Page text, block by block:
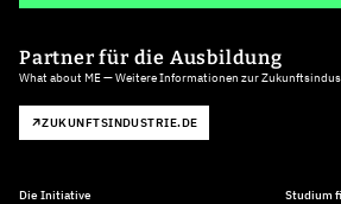
Partner für die Ausbildung
What about ME — Weitere Informationen zur
ZUKUNFTSINDUSTRIE.DE
Die Initiative
Studium